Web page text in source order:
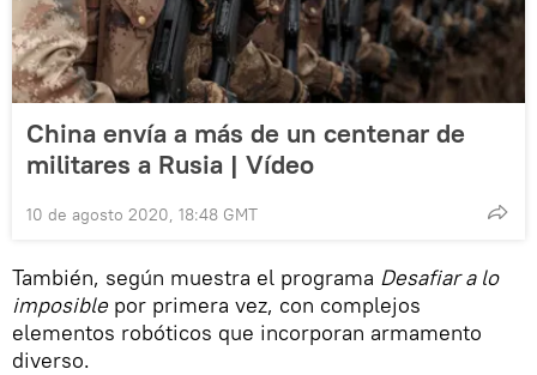
China envía a más de un centenar de
militares a Rusia | Vídeo
10 de agosto 2020, 18:48 GMT
También, según muestra el programa Desafiar a lo
imposiblepor primera vez, con complejos
elementos robóticos que incorporan armamento
diverso.